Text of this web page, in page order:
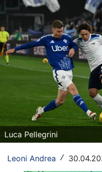
Social
Calcio
Serie A
Champions League
Europa League
Altri Sport
Formula 1
Tennis
Luca Pellegrini
Leoni Andrea /